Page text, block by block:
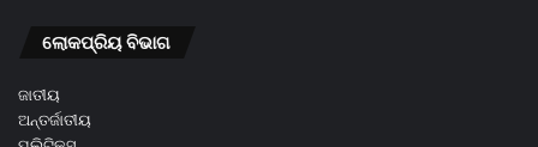
ଲୋକପ୍ରିୟ ବିଭାଗ
ଜାତୀୟ
ଅନ୍ତର୍ଜାତୀୟ